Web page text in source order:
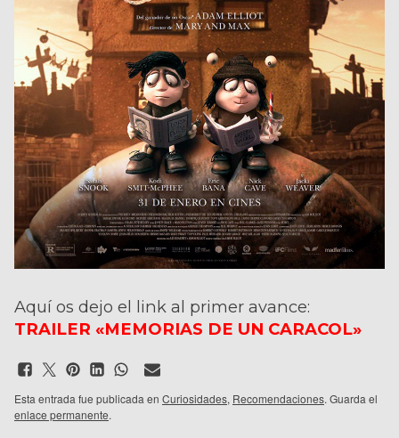
Aquí os dejo el link al primer avance:
TRAILER «MEMORIAS DE UN CARACOL»
Esta entrada fue publicada en Curiosidades, Recomendaciones. Guarda el
enlace permanente.